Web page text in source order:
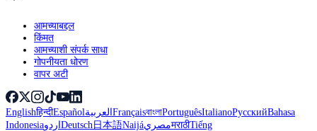
आमच्याबद्दल
किंमत
आमच्याशी संपर्क साधा
गोपनीयता धोरण
वापर अटी
Englishहिन्दीEspañolالعربيةFrançaisবাংলাPortuguêsItalianoРусскийBahasa
IndonesiaاردوDeutsch日本語NaijáمصريमराठीTiếng